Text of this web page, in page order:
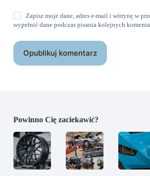
Zapisz moje dane, adres e-mail i witrynę w
wypełnić dane podczas pisania kolejnych
Opublikuj komentarz
Powinno Cię zaciekawić?